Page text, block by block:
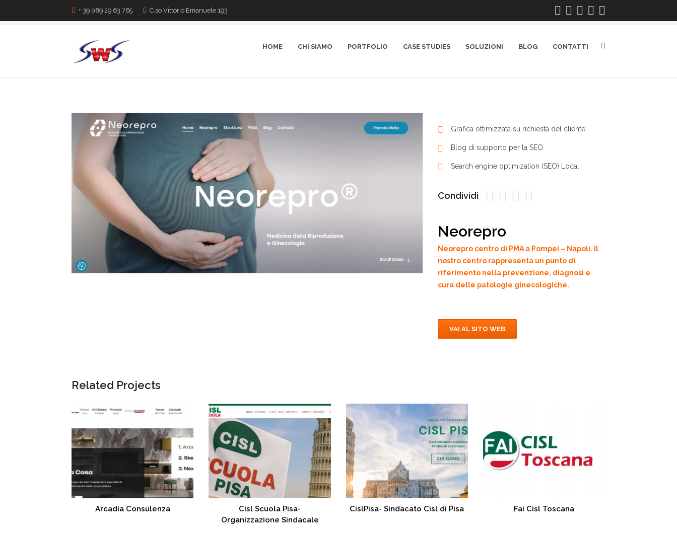
+ 39 089 29 63 765 C.so Vittorio Emanuele 193
HOME CHI SIAMO PORTFOLIO CASE STUDIES SOLUZIONI BLOG CONTATTI
Grafica ottimizzata su richiesta del cliente
Blog di supporto per la SEO
Search engine optimization (SEO) Local
Condividi
Neorepro
Neorepro centro di PMA a Pompei – Napoli. Il
nostro centro rappresenta un punto di
riferimento nella prevenzione, diagnosi e
cura delle patologie ginecologiche.
VAI AL SITO WEB
Related Projects
Arcadia Consulenza
Cisl Scuola Pisa-
Organizzazione Sindacale
CislPisa- Sindacato Cisl di Pisa Fai Cisl Toscana